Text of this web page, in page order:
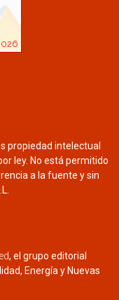
propiedad intelectual
ley. No está permitido
a la fuente y sin
, el grupo editorial
Energía y Nuevas